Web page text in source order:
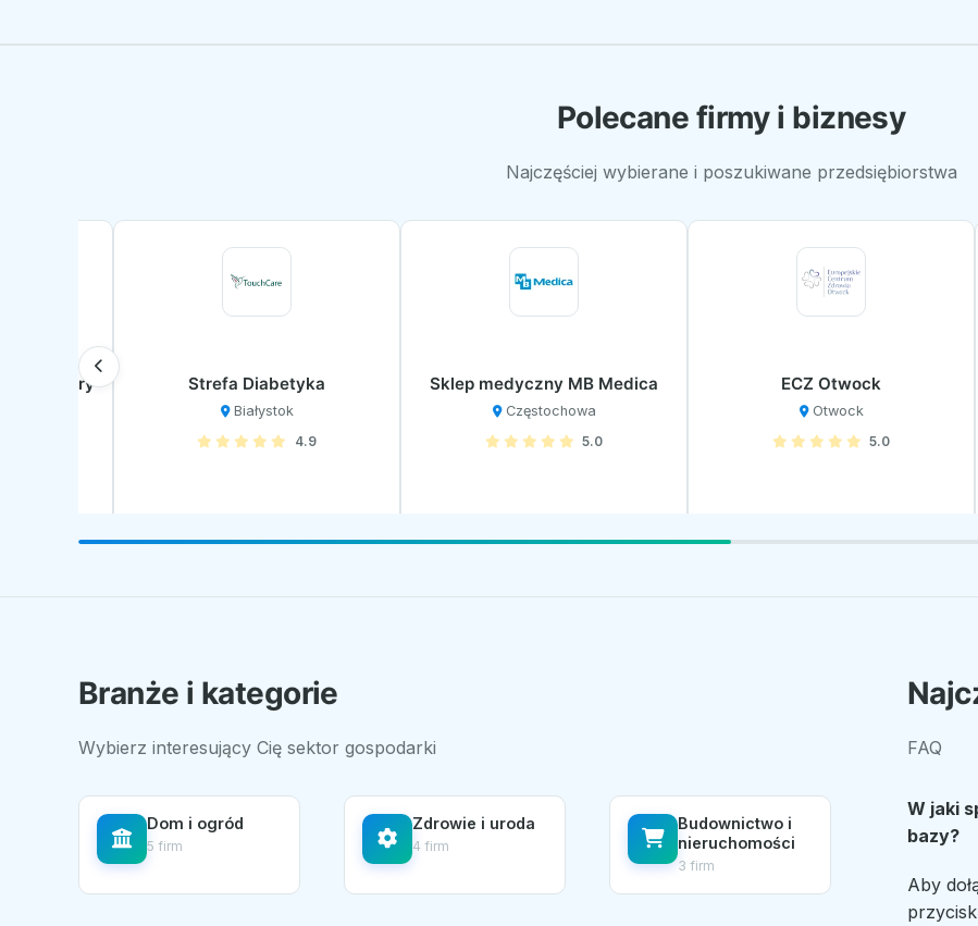
Polecane firmy i biznesy
Najczęściej wybierane i poszukiwane przedsiębiorstwa
Factory Strefa Diabetyka
Białystok
4.9
Sklep medyczny MB Medica
Częstochowa
5.0
ECZ Otwock
Otwock
5.0
Branże i kategorie
Wybierz interesujący Cię sektor gospodarki
Dom i ogród
5 firm
Zdrowie i uroda
4 firm
Budownictwo i
nieruchomości
3 firm
FAQ
W jaki
bazy?
Aby